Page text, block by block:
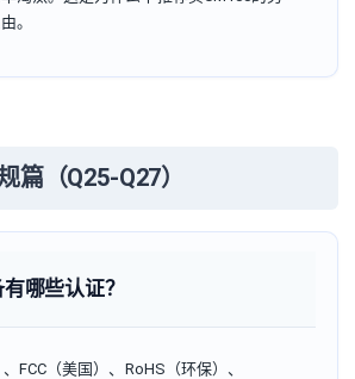
。
篇（Q25-Q27）
哪些认证？
FCC（美国）、RoHS（环保）、